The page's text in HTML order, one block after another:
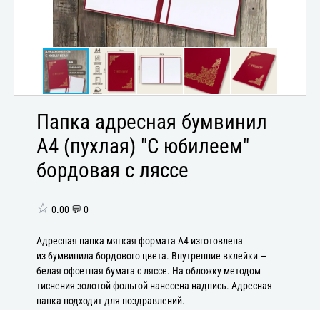
Папка адресная бумвинил
А4 (пухлая) "С юбилеем"
бордовая с ляссе
☆ 0.00 💬 0
Адресная папка мягкая формата А4 изготовлена
из бумвинила бордового цвета. Внутренние вклейки —
белая офсетная бумага с ляссе. На обложку методом
тиснения золотой фольгой нанесена надпись. Адресная
папка подходит для поздравлений.